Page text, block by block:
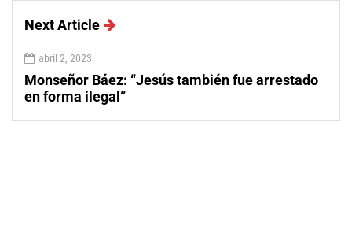
Next Article
abril 2, 2023
Monseñor Báez: “Jesús también fue arrestado
en forma ilegal”